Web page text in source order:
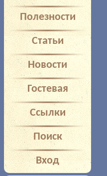
Полезности
Статьи
Новости
Гостевая
Ссылки
Поиск
Вход